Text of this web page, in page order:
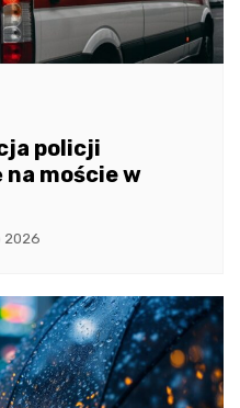
policji
moście w
2026